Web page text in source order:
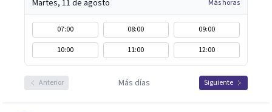
Martes, 11 de agosto Más horas
07:00 08:00
09:00
10:00
11:00 12:00
Anterior Más días Siguiente